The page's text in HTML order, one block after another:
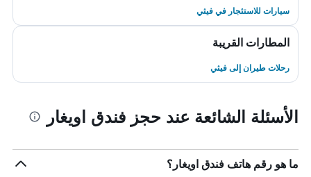
سيارات للاستئجار في فيثي
المطارات القريبة
رحلات طيران إلى فيثي
الأسئلة الشائعة عند حجز فندق اويغار
ما هو رقم هاتف فندق اويغار؟